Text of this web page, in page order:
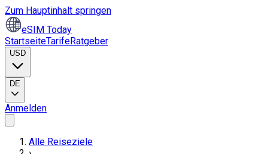
Zum Hauptinhalt springen
eSIM Today
StartseiteTarifeRatgeber
USD
DE
Anmelden
Alle Reiseziele